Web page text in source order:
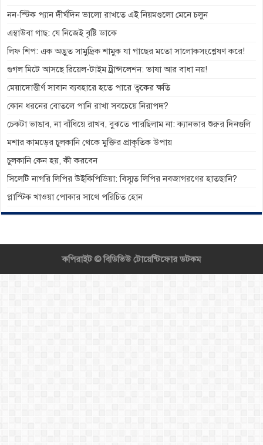
নন-স্টিক প্যান দীর্ঘদিন ভালো রাখতে এই নিয়মগুলো মেনে চলুন
এম্বাউবা গাছ: যে নিজেই বৃষ্টি ডাকে
লিফ শিপ: এক অদ্ভুত সামুদ্রিক শামুক যা গাছের মতো সালোকসংশ্লেষণ করে!
গুগল মিটে আসছে রিয়েল-টাইম ট্রান্সলেশন: ভাষা আর বাধা নয়!
মেয়াদোত্তীর্ণ সাবান ব্যবহারে হতে পারে ত্বকের ক্ষতি
কোন ধরনের বোতলে পানি রাখা সবচেয়ে নিরাপদ?
চেকটা ভাঙাব, না বাঁধিয়ে রাখব, বুঝতে পারছিলাম না: ক্যানভার শুরুর দিনগুলি
মশার কামড়ের চুলকানি থেকে মুক্তির প্রাকৃতিক উপায়
চুলকানি কেন হয়, কী করবেন
সিলেটি নাগরি লিপির উইকিপিডিয়া: বিস্মৃত লিপির নবজাগরণের হাতছানি?
প্লাস্টিক খাওয়া পোকার সাথে পরিচিত হোন
কপিরাইট ©বিডিভিউ টোয়েন্টিফোর ডটকম